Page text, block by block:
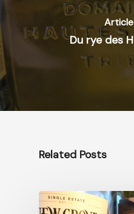
Du rye des
Related Posts